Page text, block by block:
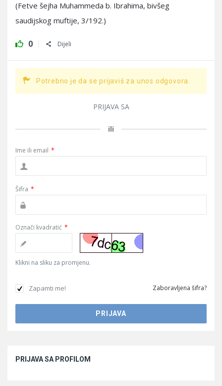
(Fetve šejha Muhammeda b. Ibrahima, bivšeg
saudijskog muftije, 3/192.)
0 Dijeli
Potrebno je da se prijaviš za unos odgovora.
PRIJAVA SA
ili
Ime ili email *
Šifra *
Označi kvadratić *
Klikni na sliku za promjenu.
Zapamti me! Zaboravljena šifra?
PRIJAVA SA PROFILOM